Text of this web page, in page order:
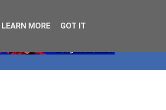
LEARN MORE GOT IT